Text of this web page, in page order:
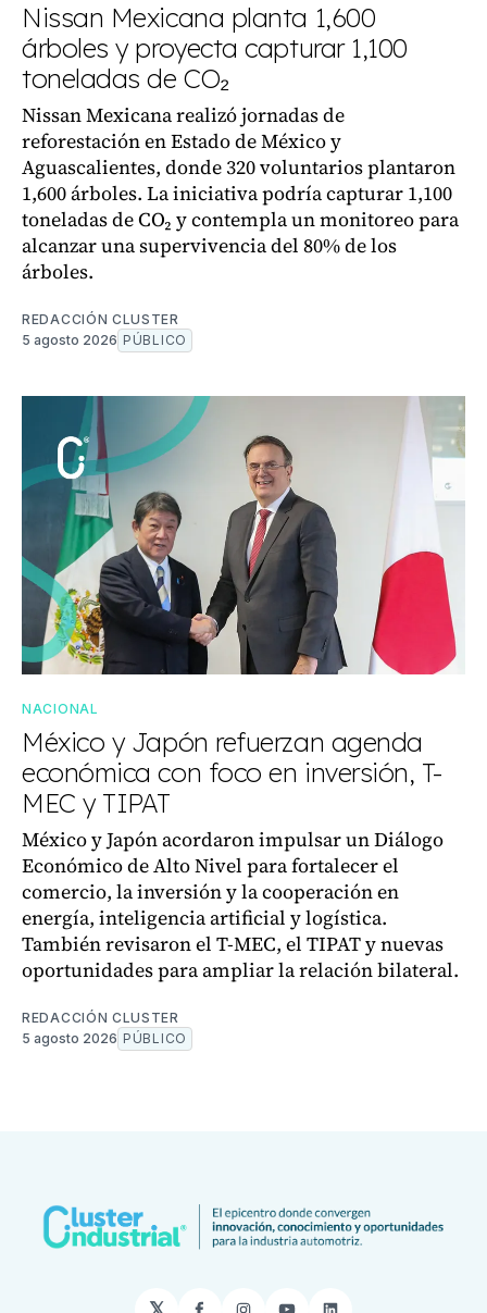
Nissan Mexicana planta 1,600
árboles y proyecta capturar 1,100
toneladas de CO₂
Nissan Mexicana realizó jornadas de
reforestación en Estado de México y
Aguascalientes, donde 320 voluntarios plantaron
1,600 árboles. La iniciativa podría capturar 1,100
toneladas de CO₂ y contempla un monitoreo para
alcanzar una supervivencia del 80% de los
árboles.
REDACCIÓN CLUSTER
5 agosto 2026 PÚBLICO
NACIONAL
México y Japón refuerzan agenda
económica con foco en inversión, T-
MEC y TIPAT
México y Japón acordaron impulsar un Diálogo
Económico de Alto Nivel para fortalecer el
comercio, la inversión y la cooperación en
energía, inteligencia artificial y logística.
También revisaron el T-MEC, el TIPAT y nuevas
oportunidades para ampliar la relación bilateral.
REDACCIÓN CLUSTER
5 agosto 2026 PÚBLICO